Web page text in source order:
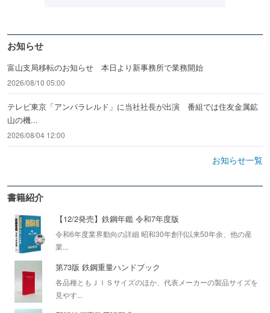
お知らせ
富山支局移転のお知らせ 本日より新事務所で業務開始
2026/08/10 05:00
テレビ東京「アンパラレルド」に当社社長が出演 番組では住友金属鉱
山の機...
2026/08/04 12:00
お知らせ一覧
書籍紹介
【12/2発売】鉄鋼年鑑 令和7年度版
令和6年度業界動向の詳細 昭和30年創刊以来50年余、他の産
業...
第73版 鉄鋼重量ハンドブック
各品種ともＪＩＳサイズのほか、代表メーカーの製品サイズを
見やす...